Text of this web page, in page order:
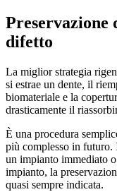
Preservazione
difetto
La miglior strategia
si estrae un dente, il
biomateriale e la
drasticamente il
È una procedura
più complesso in futuro.
un impianto immediato
impianto, la
quasi sempre indicata.